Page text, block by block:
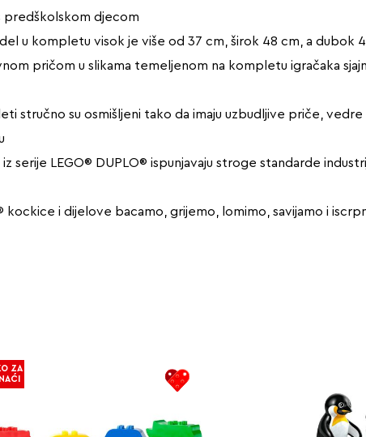
djecom
u kompletu visok je više od 37 cm, širok 48 cm, a dubok
pričom u slikama temeljenom na kompletu igračaka
stručno su osmišljeni tako da imaju uzbudljive priče,
serije LEGO® DUPLO® ispunjavaju stroge standarde
kockice i dijelove bacamo, grijemo, lomimo, savijamo i
ZA